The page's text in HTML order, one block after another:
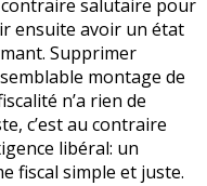
salutaire pour
ensuite avoir un état
Supprimer
montage de
n’a rien de
c’est au contraire
libéral: un
fiscal simple et juste.